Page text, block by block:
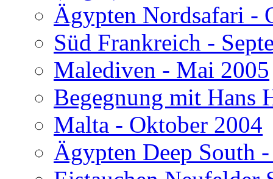
Ägypten Nordsafari -
Süd Frankreich -
Malediven - Mai 2005
Begegnung mit Hans
Malta - Oktober 2004
Ägypten Deep South